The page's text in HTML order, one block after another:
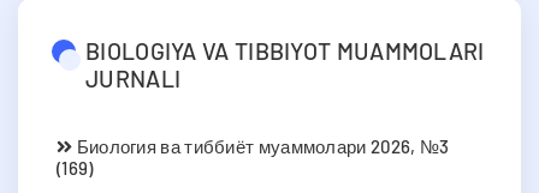
BIOLOGIYA VA TIBBIYOT MUAMMOLARI
JURNALI
Биология ва тиббиёт муаммолари 2026, №3
(169)